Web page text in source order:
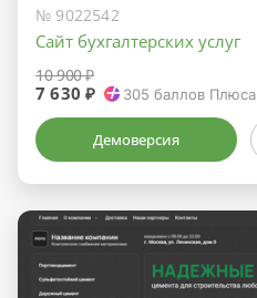
№ 9022542
Сайт бухгалтерских услуг
10 900 ₽
7 630 ₽ 305 баллов Плюса
Демоверсия